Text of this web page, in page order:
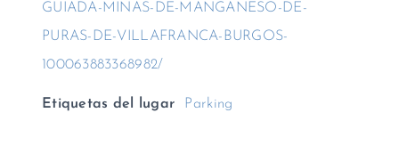
GUIADA-MINAS-DE-MANGANESO-DE-
PURAS-DE-VILLAFRANCA-BURGOS-
100063883368982/
Etiquetas del lugar Parking